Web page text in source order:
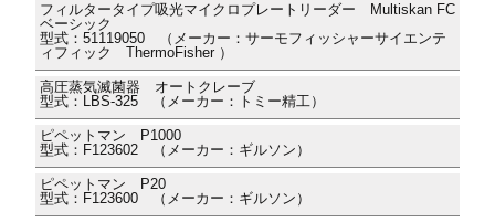
フィルタータイプ吸光マイクロプレートリーダー Multiskan FC
ベーシック
型式：51119050 （メーカー：サーモフィッシャーサイエンテ
ィフィック ThermoFisher ）
高圧蒸気滅菌器 オートクレーブ
型式：LBS-325 （メーカー：トミー精工）
ピペットマン P1000
型式：F123602 （メーカー：ギルソン）
ピペットマン P20
型式：F123600 （メーカー：ギルソン）